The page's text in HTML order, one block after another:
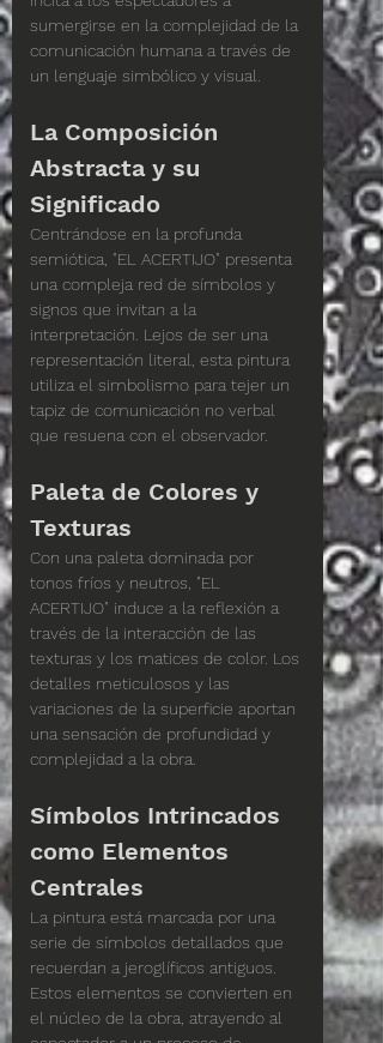
sumergirse en la complejidad de la
comunicación humana a través de
un lenguaje simbólico y visual.
La Composición
Abstracta y su
Significado
Centrándose en la profunda
semiótica, "EL ACERTIJO" presenta
una compleja red de símbolos y
signos que invitan a la
interpretación. Lejos de ser una
representación literal, esta pintura
utiliza el simbolismo para tejer un
tapiz de comunicación no verbal
que resuena con el observador.
Paleta de Colores y
Texturas
Con una paleta dominada por
tonos fríos y neutros, "EL
ACERTIJO" induce a la reflexión a
través de la interacción de las
texturas y los matices de color. Los
detalles meticulosos y las
variaciones de la superficie aportan
una sensación de profundidad y
complejidad a la obra.
Símbolos Intrincados
como Elementos
Centrales
La pintura está marcada por una
serie de símbolos detallados que
recuerdan a jeroglíficos antiguos.
Estos elementos se convierten en
el núcleo de la obra, atrayendo al